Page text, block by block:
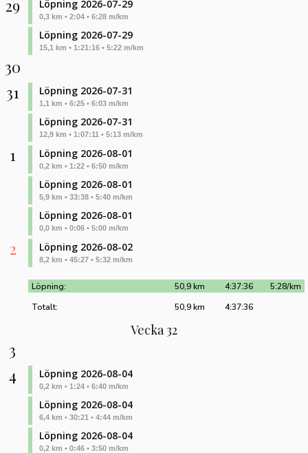
29 Löpning 2026-07-29
0,3 km • 2:04 • 6:28 m/km
Löpning 2026-07-29
15,1 km • 1:21:16 • 5:22 m/km
30
31
Löpning 2026-07-31
1,1 km • 6:25 • 6:03 m/km
Löpning 2026-07-31
12,9 km • 1:07:11 • 5:13 m/km
1 Löpning 2026-08-01
0,2 km • 1:22 • 6:50 m/km
Löpning 2026-08-01
5,9 km • 33:38 • 5:40 m/km
Löpning 2026-08-01
0,0 km • 0:06 • 5:00 m/km
2 Löpning 2026-08-02
8,2 km • 45:27 • 5:32 m/km
Löpning: 5:28/km
4:37:36
50,9 km
Totalt:
4:37:36
50,9 km
Vecka 32
3
4
Löpning 2026-08-04
0,2 km • 1:24 • 6:40 m/km
Löpning 2026-08-04
6,4 km • 30:21 • 4:44 m/km
Löpning 2026-08-04
0,2 km • 0:46 • 3:50 m/km